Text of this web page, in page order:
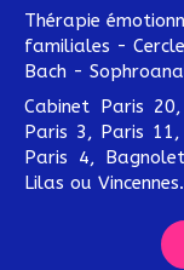
Thérapie
familiales -
Bach -
Cabinet Paris
Paris 3, Paris
Paris 4,
Lilas ou Vincennes.